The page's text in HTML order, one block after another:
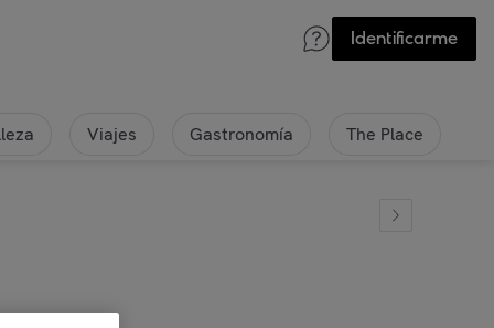
Identificarme
Viajes Gastronomía The Place